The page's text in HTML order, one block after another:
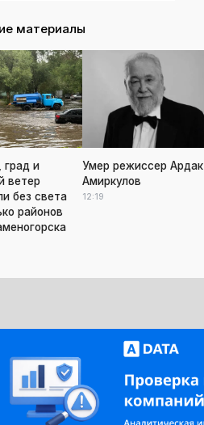
материалы
град и
ветер
без света
районов
Умер режиссер Ардак
Амиркулов
12:19